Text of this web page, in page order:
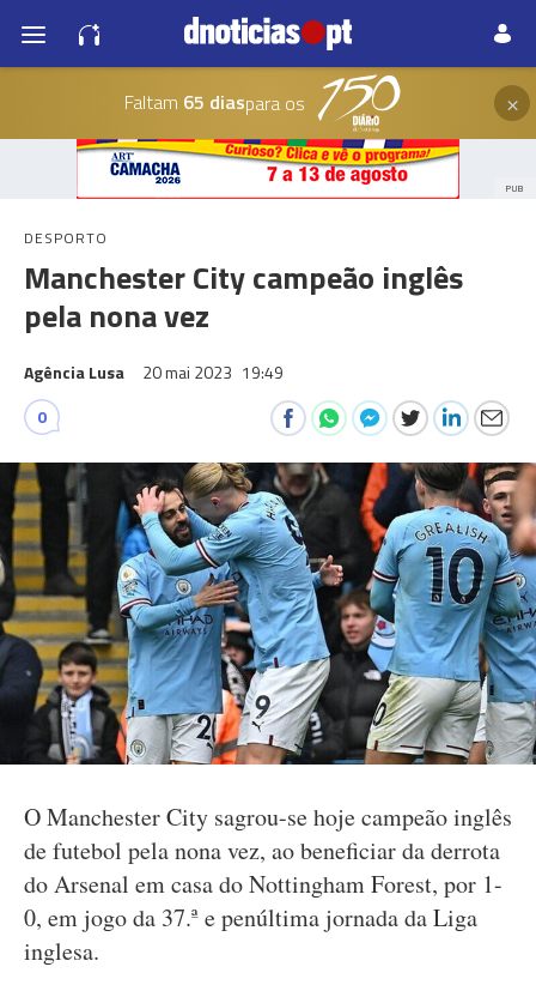
Faltam 65 diaspara os ×
PUB
DESPORTO
Manchester City campeão inglês
pela nona vez
Agência Lusa 20 mai 2023 19:49
0
O Manchester City sagrou-se hoje campeão inglês
de futebol pela nona vez, ao beneficiar da derrota
do Arsenal em casa do Nottingham Forest, por 1-
0, em jogo da 37.ª e penúltima jornada da Liga
inglesa.